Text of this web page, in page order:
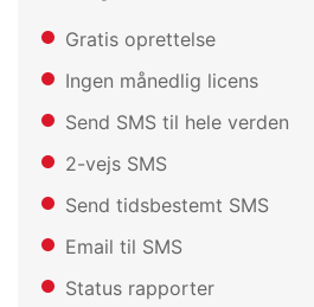
Gratis oprettelse
Ingen månedlig licens
Send SMS til hele verden
2-vejs SMS
Send tidsbestemt SMS
Email til SMS
Status rapporter